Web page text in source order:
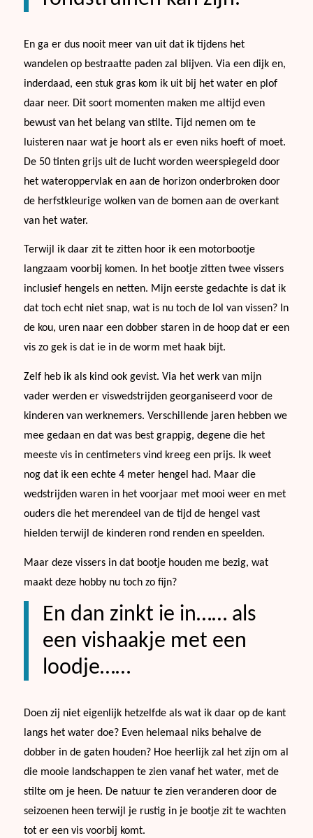
En ga er dus nooit meer van uit dat ik tijdens het
wandelen op bestraatte paden zal blijven. Via een dijk en,
inderdaad, een stuk gras kom ik uit bij het water en plof
daar neer. Dit soort momenten maken me altijd even
bewust van het belang van stilte. Tijd nemen om te
luisteren naar wat je hoort als er even niks hoeft of moet.
De 50 tinten grijs uit de lucht worden weerspiegeld door
het wateroppervlak en aan de horizon onderbroken door
de herfstkleurige wolken van de bomen aan de overkant
van het water.
Terwijl ik daar zit te zitten hoor ik een motorbootje
langzaam voorbij komen. In het bootje zitten twee vissers
inclusief hengels en netten. Mijn eerste gedachte is dat ik
dat toch echt niet snap, wat is nu toch de lol van vissen? In
de kou, uren naar een dobber staren in de hoop dat er een
vis zo gek is dat ie in de worm met haak bijt.
Zelf heb ik als kind ook gevist. Via het werk van mijn
vader werden er viswedstrijden georganiseerd voor de
kinderen van werknemers. Verschillende jaren hebben we
mee gedaan en dat was best grappig, degene die het
meeste vis in centimeters vind kreeg een prijs. Ik weet
nog dat ik een echte 4 meter hengel had. Maar die
wedstrijden waren in het voorjaar met mooi weer en met
ouders die het merendeel van de tijd de hengel vast
hielden terwijl de kinderen rond renden en speelden.
Maar deze vissers in dat bootje houden me bezig, wat
maakt deze hobby nu toch zo fijn?
En dan zinkt ie in…… als
een vishaakje met een
loodje……
Doen zij niet eigenlijk hetzelfde als wat ik daar op de kant
langs het water doe? Even helemaal niks behalve de
dobber in de gaten houden? Hoe heerlijk zal het zijn om al
die mooie landschappen te zien vanaf het water, met de
stilte om je heen. De natuur te zien veranderen door de
seizoenen heen terwijl je rustig in je bootje zit te wachten
tot er een vis voorbij komt.